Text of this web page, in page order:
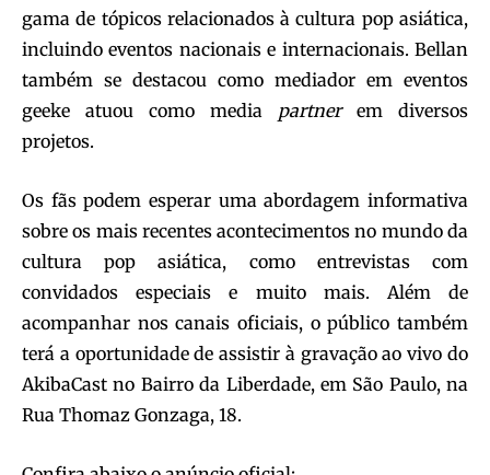
gama de tópicos relacionados à cultura pop asiática,
incluindo eventos nacionais e internacionais. Bellan
também se destacou como mediador em eventos
geeke atuou como media partnerem diversos
projetos.
Os fãs podem esperar uma abordagem informativa
sobre os mais recentes acontecimentos no mundo da
cultura pop asiática, como entrevistas com
convidados especiais e muito mais. Além de
acompanhar nos canais oficiais, o público também
terá a oportunidade de assistir à gravação ao vivo do
AkibaCast no Bairro da Liberdade, em São Paulo, na
Rua Thomaz Gonzaga, 18.